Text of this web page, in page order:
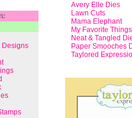
Avery Elle Dies
Lawn Cuts
Mama Elephant
My Favorite Things
Neat & Tangled
Paper Smooches
Taylored
Designs